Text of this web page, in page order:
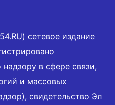
сетевое издание
в сфере связи,
и массовых
свидетельство Эл